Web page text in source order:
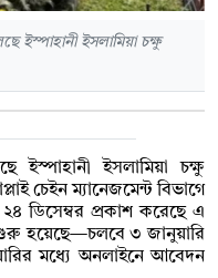
ইস্পাহানী ইসলামিয়া চক্ষু
ইস্পাহানী ইসলামিয়া চক্ষু
চেইন ম্যানেজমেন্ট বিভাগে
২৪ ডিসেম্বর প্রকাশ করেছে এ
হয়েছে—চলবে ৩ জানুয়ারি
মধ্যে অনলাইনে আবেদন